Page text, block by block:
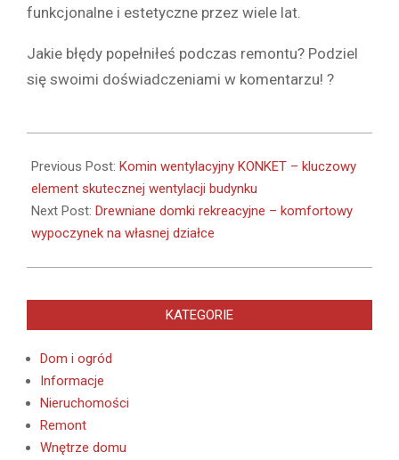
funkcjonalne i estetyczne przez wiele lat.
Jakie błędy popełniłeś podczas remontu? Podziel
się swoimi doświadczeniami w komentarzu! ?
03-
14
Previous Post: Komin wentylacyjny KONKET – kluczowy
element skutecznej wentylacji budynku
Next Post: Drewniane domki rekreacyjne – komfortowy
wypoczynek na własnej działce
KATEGORIE
Dom i ogród
Informacje
Nieruchomości
Remont
Wnętrze domu